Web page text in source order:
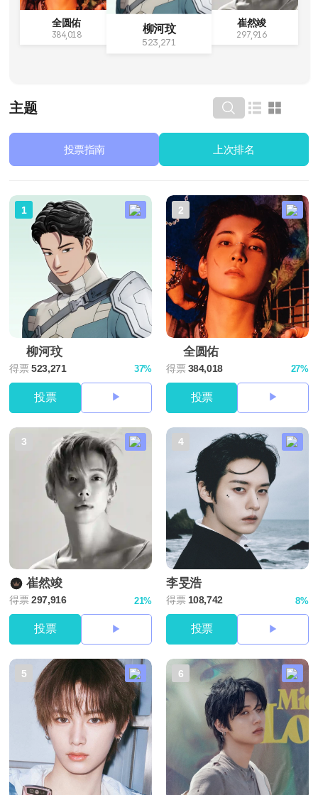
全圆佑
384,018 柳河玟
523,271
崔然竣
297,916
主题
投票指南 上次排名
1
柳河玟
得票523,271 37%
投票
2
全圆佑
得票384,018 27%
投票
3
崔然竣
得票297,916 21%
投票
4
李旻浩
得票108,742 8%
投票
5 6